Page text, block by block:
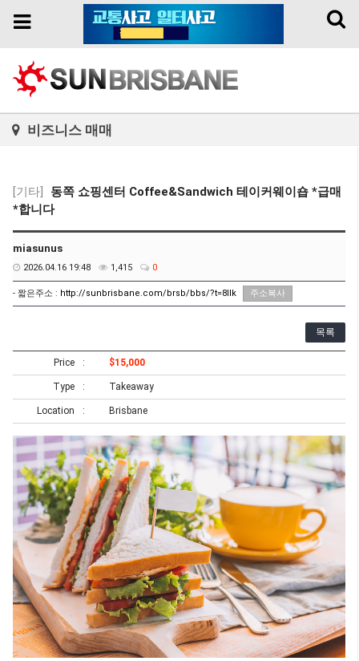
Toggle
Toggle
비즈니스 매매
[기타]
동쪽 쇼핑센터 Coffee&Sandwich 테이커웨이숍 *급매
*합니다
miasunus
2026.04.16 19:48 1,415 0
- 짧은주소 : http://sunbrisbane.com/brsb/bbs/?t=8IIk 주소복사
목록
Price $15,000
Type Takeaway
Location Brisbane